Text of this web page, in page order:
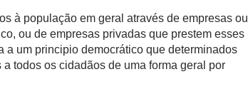
à população em geral através de empresas ou
ou de empresas privadas que prestem esses
a um principio democrático que determinados
todos os cidadãos de uma forma geral por